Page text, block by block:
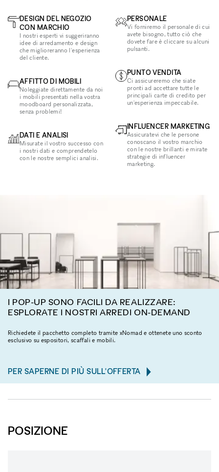
DESIGN DEL NEGOZIO
CON MARCHIO
I nostri esperti vi suggeriranno
idee di arredamento e design
che miglioreranno l'esperienza
del cliente.
AFFITTO DI MOBILI
Noleggiate direttamente da noi
i mobili presentati nella vostra
moodboard personalizzata,
senza problemi!
DATI E ANALISI
Misurate il vostro successo con
i nostri dati e comprendetelo
con le nostre semplici analisi.
PERSONALE
Vi forniremo il personale di cui
avete bisogno, tutto ciò che
dovete fare è cliccare su alcuni
pulsanti.
PUNTO VENDITA
Ci assicureremo che siate
pronti ad accettare tutte le
principali carte di credito per
un'esperienza impeccabile.
INFLUENCER MARKETING
Assicuratevi che le persone
conoscano il vostro marchio
con le nostre brillanti e mirate
strategie di influencer
marketing.
I POP-UP SONO FACILI DA REALIZZARE:
ESPLORATE I NOSTRI ARREDI ON-DEMAND
Richiedete il pacchetto completo tramite xNomad e ottenete uno sconto
esclusivo su espositori, scaffali e mobili.
PER SAPERNE DI PIÙ SULL'OFFERTA
POSIZIONE